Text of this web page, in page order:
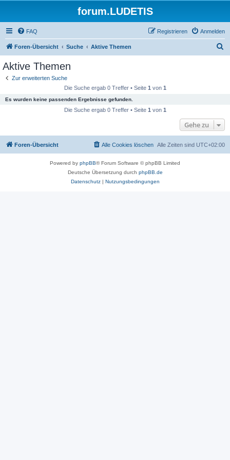
forum.LUDETIS
FAQ Anmelden
Registrieren
Foren-Übersicht Suche Aktive Themen
Aktive Themen
Zur erweiterten Suche
Die Suche ergab 0 Treffer • Seite 1 von 1
Es wurden keine passenden Ergebnisse gefunden.
Die Suche ergab 0 Treffer • Seite 1 von 1
Gehe zu
Foren-Übersicht Alle Zeiten sind UTC+02:00
Alle Cookies löschen
Powered by phpBB® Forum Software © phpBB Limited
Deutsche Übersetzung durch phpBB.de
Datenschutz| Nutzungsbedingungen